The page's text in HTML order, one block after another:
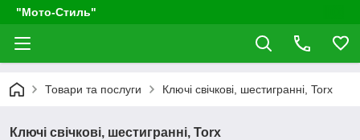
"Мото-Стиль"
Товари та послуги Ключі свічкові, шестигранні, Torx
Ключі свічкові, шестигранні, Torx